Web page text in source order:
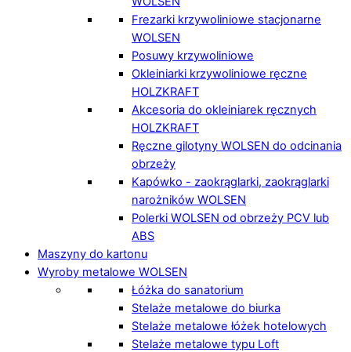
Frezarki krzywoliniowe stacjonarne
WOLSEN
Posuwy krzywoliniowe
Okleiniarki krzywoliniowe ręczne
HOLZKRAFT
Akcesoria do okleiniarek ręcznych
HOLZKRAFT
Ręczne gilotyny WOLSEN do odcinania
obrzeży
Kapówko - zaokrąglarki, zaokrąglarki
narożników WOLSEN
Polerki WOLSEN od obrzeży PCV lub
ABS
Maszyny do kartonu
Wyroby metalowe WOLSEN
Łóżka do sanatorium
Stelaże metalowe do biurka
Stelaże metalowe łóżek hotelowych
Stelaże metalowe typu Loft